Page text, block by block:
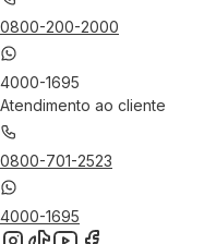
0800-200-2000
4000-1695
Atendimento ao cliente
0800-701-2523
4000-1695